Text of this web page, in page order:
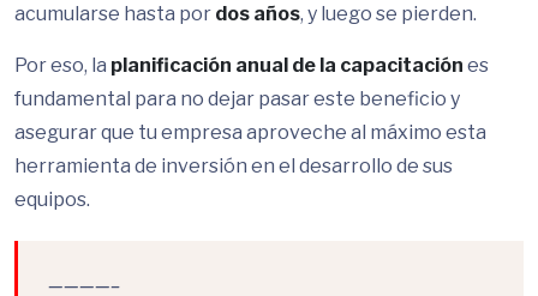
acumularse hasta por dos años, y luego se pierden.
Por eso, la planificación anual de la capacitación es
fundamental para no dejar pasar este beneficio y
asegurar que tu empresa aproveche al máximo esta
herramienta de inversión en el desarrollo de sus
equipos.
————–